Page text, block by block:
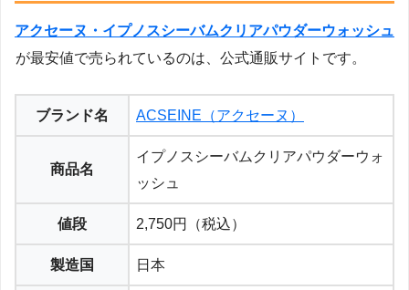
アクセーヌ・イプノスシーバムクリアパウダーウォッシュ
が最安値で売られているのは、公式通販サイトです。
ブランド名 ACSEINE（アクセーヌ）
商品名
イプノスシーバムクリアパウダーウォ
ッシュ
値段 2,750円（税込）
製造国 日本